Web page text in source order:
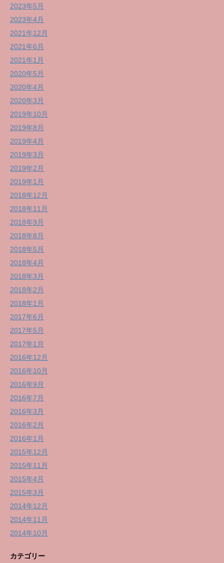
2023年5月
2023年4月
2021年12月
2021年6月
2021年1月
2020年5月
2020年4月
2020年3月
2019年10月
2019年8月
2019年4月
2019年3月
2019年2月
2019年1月
2018年12月
2018年11月
2018年9月
2018年8月
2018年5月
2018年4月
2018年3月
2018年2月
2018年1月
2017年6月
2017年5月
2017年1月
2016年12月
2016年10月
2016年9月
2016年7月
2016年3月
2016年2月
2016年1月
2015年12月
2015年11月
2015年4月
2015年3月
2014年12月
2014年11月
2014年10月
カテゴリー